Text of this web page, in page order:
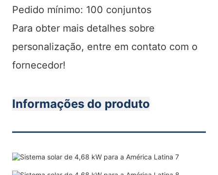
Pedido mínimo: 100 conjuntos
Para obter mais detalhes sobre
personalização, entre em contato com o
fornecedor!
Informações do produto